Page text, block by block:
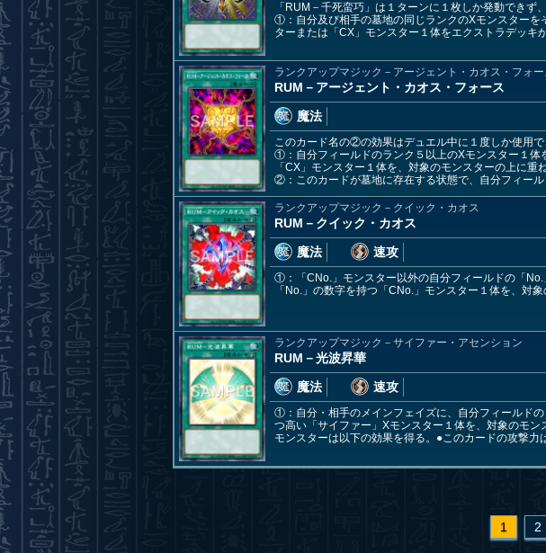
「RUM－千死蛮巧」は１ターンに１枚しか発動でき
①：自分及び相手の墓地の同じランクのXモンスターを
ターまたは「CX」モンスター１体をエクストラデッキ
ランクアップマジック－アージェント・カオス・フォー
RUM－アージェント・カオス・フォース
魔法
このカード名の②の効果はデュエル中に１度しか使用で
①：自分フィールドのランク５以上のXモンスター１体
「CX」モンスター１体を、対象のモンスターの上に重
②：このカードが墓地に存在する状態で、自分フィー
ランクアップマジック－クイック・カオス
RUM－クイック・カオス
魔法
速攻
①：「CNo.」モンスター以外の自分フィールドの「
「No.」の数字を持つ「CNo.」モンスター１体を、対
ランクアップマジック－サイファー・アセンション
RUM－光波昇華
魔法
速攻
①：自分・相手のメインフェイズに、自分フィールド
つ高い「サイファー」Xモンスター１体を、対象のモ
モンスターは以下の効果を得る。●このカードの攻撃力
1 2